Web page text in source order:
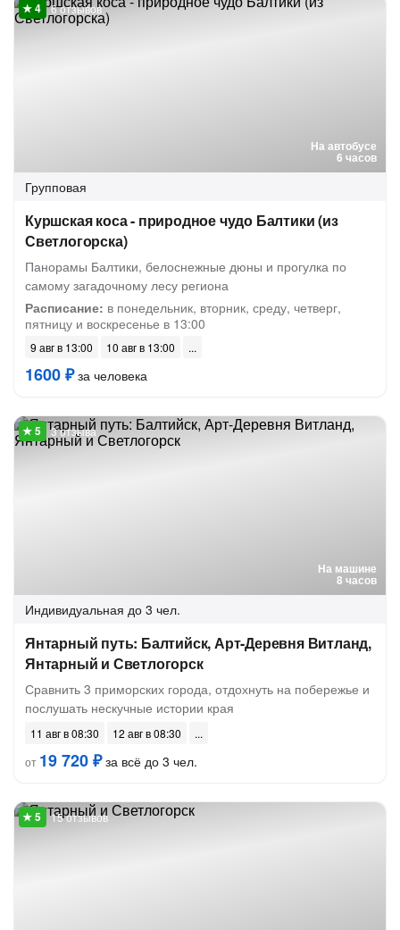
На автобусе
6 часов
6 отзывов
Групповая
Куршская коса - природное чудо Балтики (из
Светлогорска)
Панорамы Балтики, белоснежные дюны и прогулка по
самому загадочному лесу региона
Расписание: в понедельник, вторник, среду, четверг,
пятницу и воскресенье в 13:00
9 авг в 13:00 10 авг в 13:00
1600 ₽за человека
На машине
8 часов
3 отзыва
Индивидуальная до 3 чел.
Янтарный путь: Балтийск, Арт-Деревня Витланд,
Янтарный и Светлогорск
Сравнить 3 приморских города, отдохнуть на побережье и
послушать нескучные истории края
11 авг в 08:30
12 авг в 08:30
от 19 720 ₽за всё до 3 чел.
15 отзывов